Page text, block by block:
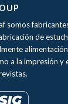
somos
de
a la impresión y